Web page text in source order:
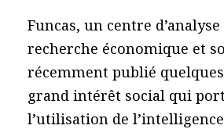
Funcas, un centre
recherche économique et
récemment publié quelques
grand intérêt social qui
l’utilisation de